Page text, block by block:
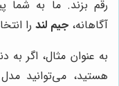
رقم بزند. ما به شما
آگاهانه، جیم لند را
به عنوان مثال، اگر
هستید، می‌توانید مدل ProForm Carbon T7 را در